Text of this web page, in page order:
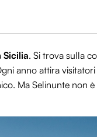
Sicilia. Si trova sulla
anno attira
Ma Selinunte non